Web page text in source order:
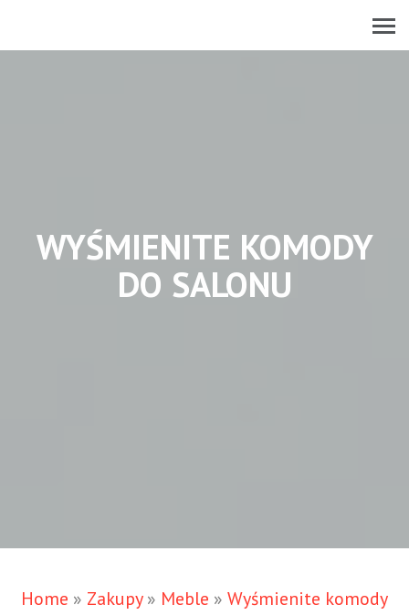
WYŚMIENITE KOMODY
DO SALONU
Home » Zakupy» Meble » Wyśmienite komody